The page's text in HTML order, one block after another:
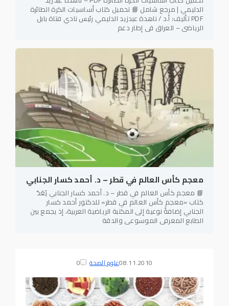
الدليمي | مرجع شامل 📘 تحميل كتاب أساسيات الكرة الطائرة
PDF تأليف: أ.د / ناهدة عبدزيد الدليمي رئيس نادي فتاة بابل
الرياضي – العراق في إطار دعم
معجم كأس العالم في قطر – د. أحمد كسار الجنابي
📘 معجم كأس العالم في قطر – د. أحمد كسار الجنابي يُعَدّ
كتاب «معجم كأس العالم في قطر» للدكتور أحمد كسار
الجنابي إضافةً نوعية إلى المكتبة الرياضية العربية، إذ يجمع بين
الطابع المعرفي الموسوعي والدقة
08.11.2010علوم الصحة 0